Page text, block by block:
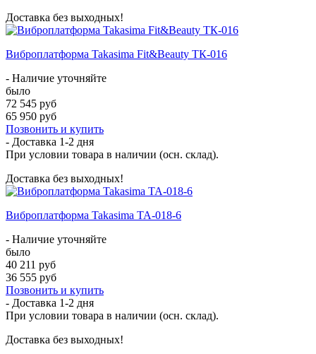
Доставка без выходных!
Виброплатформа Takasima Fit&Beauty ТК-016
- Наличие уточняйте
было
72 545 руб
65 950 руб
Позвонить и купить
- Доставка 1-2 дня
При условии товара в наличии (осн. склад).
Доставка без выходных!
Виброплатформа Takasima ТА-018-6
- Наличие уточняйте
было
40 211 руб
36 555 руб
Позвонить и купить
- Доставка 1-2 дня
При условии товара в наличии (осн. склад).
Доставка без выходных!